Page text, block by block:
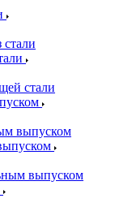
стали
выпуском
выпуском